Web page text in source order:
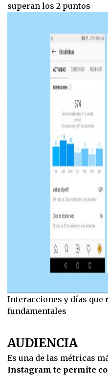
superan los 2 puntos
Interacciones y días que
fundamentales
AUDIENCIA
Es una de las métricas
Instagram te permite